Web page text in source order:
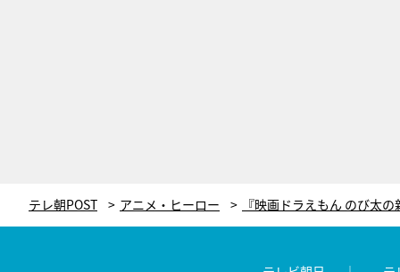
テレ朝POST アニメ・ヒーロー